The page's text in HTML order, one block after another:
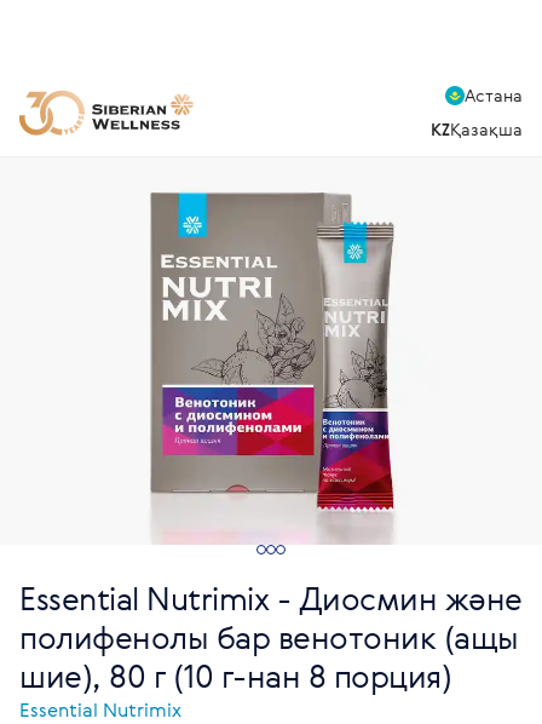
Астана
KZҚазақша
Essential Nutrimix - Диосмин және
полифенолы бар венотоник (ащы
шие), 80 г (10 г-нан 8 порция)
Essential Nutrimix